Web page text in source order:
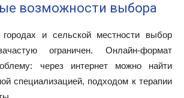
возможности выбора
и сельской местности выбор
ограничен. Онлайн-формат
через интернет можно найти
специализацией, подходом к терапии